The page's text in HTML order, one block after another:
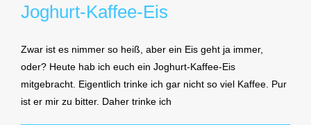
Joghurt-Kaffee-Eis
Zwar ist es nimmer so heiß, aber ein Eis geht ja immer,
oder? Heute hab ich euch ein Joghurt-Kaffee-Eis
mitgebracht. Eigentlich trinke ich gar nicht so viel Kaffee. Pur
ist er mir zu bitter. Daher trinke ich